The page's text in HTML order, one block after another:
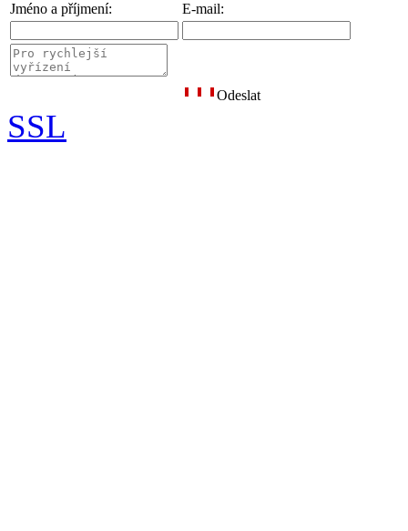
Jméno a příjmení: E-mail:
Odeslat
SSL